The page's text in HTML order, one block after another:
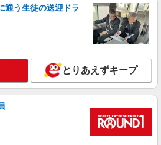
通う生徒の送迎ドラ
とりあえずキープ